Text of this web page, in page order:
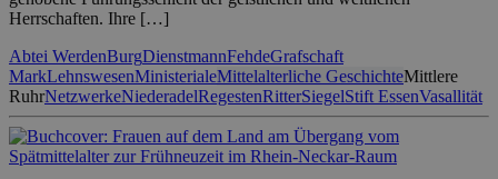
Herrschaften. Ihre […]
Abtei WerdenBurgDienstmannFehdeGrafschaft
MarkLehnswesenMinisterialeMittelalterliche GeschichteMittlere
RuhrNetzwerkeNiederadelRegestenRitterSiegelStift EssenVasallität